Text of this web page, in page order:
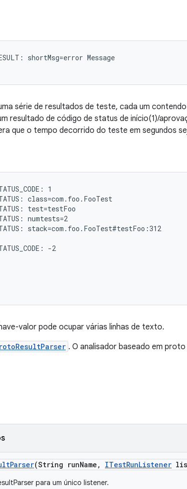
shortMsg=error Message
série de resultados de teste, cada um
resultado de código de status de início(1)/
que o tempo decorrido do teste em segundos
1
class=com.foo.FooTest
test=testFoo
numtests=2
stack=com.foo.FooTest#testFoo:312
-2
valor pode ocupar várias linhas de texto.
. O analisador baseado em
Parser(String runName , ITestRunListener
para um único listener.